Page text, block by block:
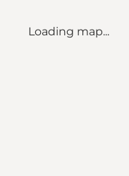
Loading map...